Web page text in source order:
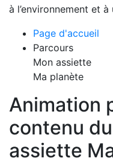
à l’environnement et
Page d'accueil
Parcours
Mon assiette
Ma planète
Animation
contenu
assiette